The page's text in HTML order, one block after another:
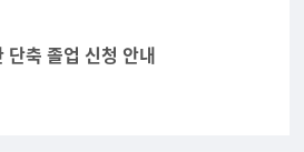
단축 졸업 신청 안내